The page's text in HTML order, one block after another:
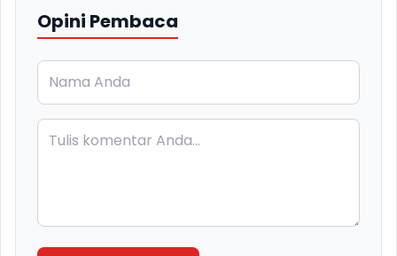
Opini Pembaca